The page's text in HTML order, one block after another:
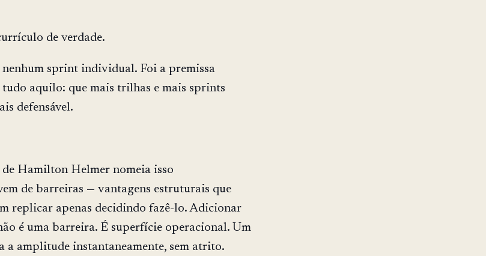
de verdade.
sprint individual. Foi a premissa
aquilo: que mais trilhas e mais sprints
defensável.
de Hamilton Helmer nomeia isso
de barreiras — vantagens estruturais que
replicar apenas decidindo fazê-lo. Adicionar
é uma barreira. É superfície operacional. Um
a amplitude instantaneamente, sem atrito.